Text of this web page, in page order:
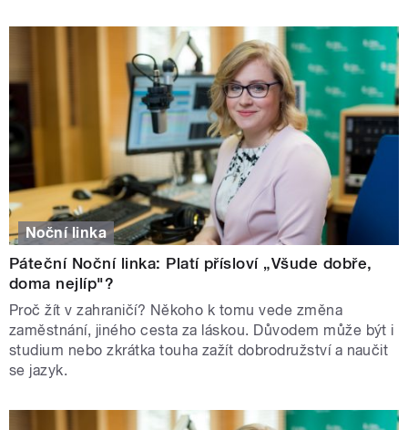
Noční linka
Páteční Noční linka: Platí přísloví „Všude dobře,
doma nejlíp"?
Proč žít v zahraničí? Někoho k tomu vede změna
zaměstnání, jiného cesta za láskou. Důvodem může být i
studium nebo zkrátka touha zažít dobrodružství a naučit
se jazyk.